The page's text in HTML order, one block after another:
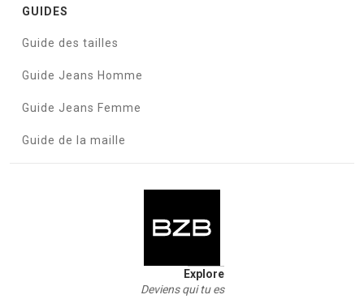
GUIDES
Guide des tailles
Guide Jeans Homme
Guide Jeans Femme
Guide de la maille
Explore
Deviens qui tu es